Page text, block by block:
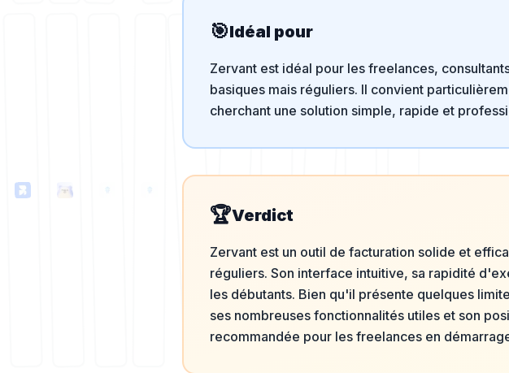
🎯Idéal pour
Zervant est idéal pour les freelances,
basiques mais réguliers. Il convient
cherchant une solution simple, rapide et
🏆Verdict
Zervant est un outil de facturation solide et
réguliers. Son interface intuitive, sa rapidité
les débutants. Bien qu'il présente quelques
ses nombreuses fonctionnalités utiles et son
recommandée pour les freelances en